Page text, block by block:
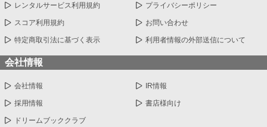
レンタルサービス利用規約 プライバシーポリシー
スコア利用規約 お問い合わせ
特定商取引法に基づく表示 利用者情報の外部送信について
会社情報
会社情報 IR情報
採用情報 書店様向け
ドリームブッククラブ